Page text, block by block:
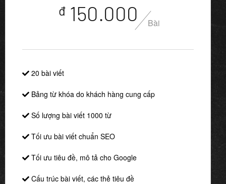
đ 150.000 Bài
20 bài viết
Bảng từ khóa do khách hàng cung cấp
Số lượng bài viết 1000 từ
Tối ưu bài viết chuẩn SEO
Tối ưu tiêu đề, mô tả cho Google
Cấu trúc bài viết, các thẻ tiêu đề